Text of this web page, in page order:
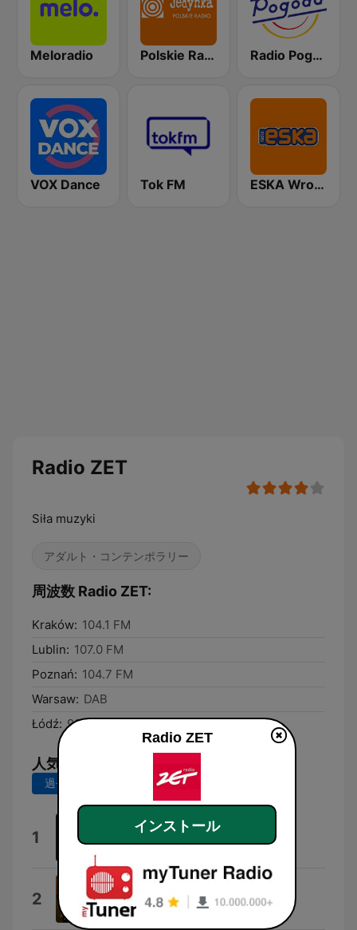
Meloradio Polskie Radio Program I (PR1) Jedynka Radio Pogoda
VOX Dance Tok FM ESKA Wrocław
Radio ZET
Siła muzyki
アダルト・コンテンポラリー
周波数 Radio ZET:
Kraków: 104.1 FM
Lublin: 107.0 FM
Poznań: 104.7 FM
Warsaw: DAB
Łódź: 92.6 FM
人気の曲
過去7日間 過去30日間
1 Kuba Blokesz
2 Nie Ma Miejsca jak Dom
PIH
Radio ZET
インストール